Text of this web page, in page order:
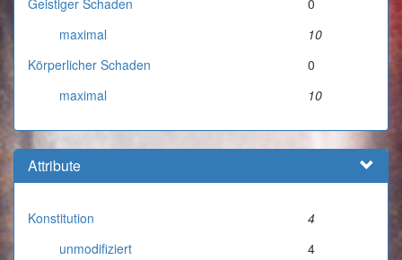
Geistiger Schaden
0
maximal
10
Körperlicher Schaden
0
maximal
10
Attribute
Konstitution
4
unmodifiziert
4